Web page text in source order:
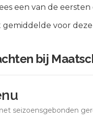
een van de
voor deze
bij
seizoensgebonden